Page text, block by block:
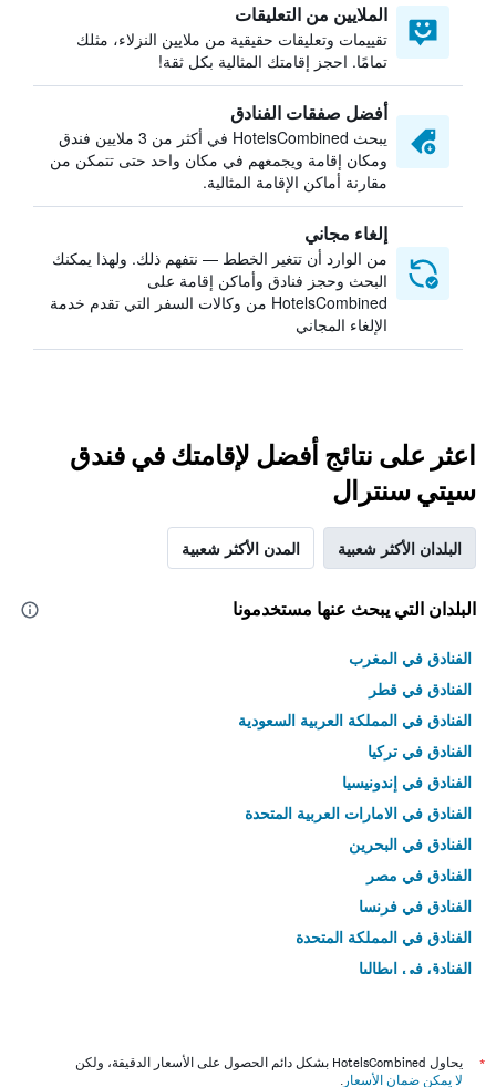
الملايين من التعليقات
تقييمات وتعليقات حقيقية من ملايين النزلاء، مثلك
تمامًا. احجز إقامتك المثالية بكل ثقة!
أفضل صفقات الفنادق
يبحث HotelsCombined في أكثر من 3 ملايين فندق
ومكان إقامة ويجمعهم في مكان واحد حتى تتمكن من
مقارنة أماكن الإقامة المثالية.
إلغاء مجاني
من الوارد أن تتغير الخطط — نتفهم ذلك. ولهذا يمكنك
البحث وحجز فنادق وأماكن إقامة على
HotelsCombined من وكالات السفر التي تقدم خدمة
الإلغاء المجاني
اعثر على نتائج أفضل لإقامتك في فندق
سيتي سنترال
البلدان الأكثر شعبية المدن الأكثر شعبية
البلدان التي يبحث عنها مستخدمونا
الفنادق في المغرب
الفنادق في قطر
الفنادق في المملكة العربية السعودية
الفنادق في تركيا
الفنادق في إندونيسيا
الفنادق في الامارات العربية المتحدة
الفنادق في البحرين
الفنادق في مصر
الفنادق في فرنسا
الفنادق في المملكة المتحدة
الفنادق في إيطاليا
*
يحاول HotelsCombined بشكل دائم الحصول على الأسعار الدقيقة، ولكن
لا يمكن ضمان الأسعار .